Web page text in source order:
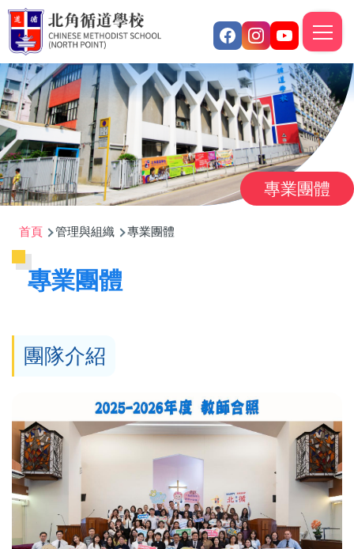
移至主內容
專業團體
導
航
連
首頁 管理與組織 專業團體
專業團體
團隊介紹